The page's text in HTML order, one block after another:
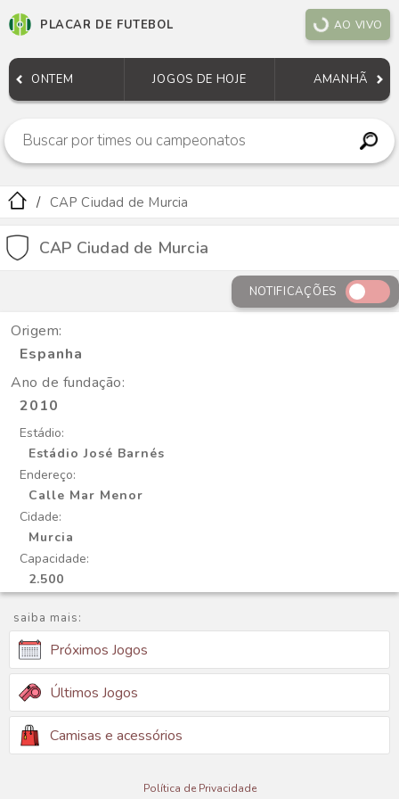
PLACAR DE FUTEBOL AO VIVO
ONTEM JOGOS DE HOJE AMANHÃ
CAP Ciudad de Murcia
CAP Ciudad de Murcia
NOTIFICAÇÕES
Origem:
Espanha
Ano de fundação:
2010
Estádio:
Estádio José Barnés
Endereço:
Calle Mar Menor
Cidade:
Murcia
Capacidade:
2.500
saiba mais:
Próximos Jogos
Últimos Jogos
Camisas e acessórios
Política de Privacidade